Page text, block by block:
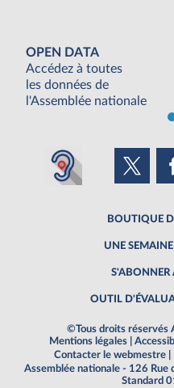
OPEN DATA
Accédez à toutes
les données de
l'Assemblée nationale
BOUTIQUE
UNE SEMAINE
S'ABONNER
OUTIL
©Tous droits réservés
Mentions légales
Contacter le webmestre
Assemblée nationale - 126 Rue
Standard